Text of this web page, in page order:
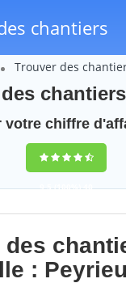
chantiers
Trouver des
votre chiffre
9,5(100%)40
votes
des
: Peyrieu